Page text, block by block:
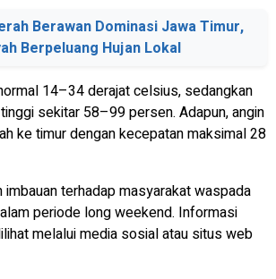
Berawan Dominasi Jawa Timur,
Berpeluang Hujan Lokal
14–34 derajat celsius, sedangkan
sekitar 58–99 persen. Adapun, angin
ke timur dengan kecepatan maksimal 28
imbauan terhadap masyarakat waspada
periode long weekend. Informasi
melalui media sosial atau situs web